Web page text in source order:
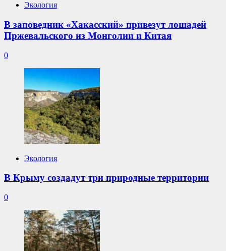
Экология
В заповедник «Хакасский» привезут лошадей
Пржевальского из Монголии и Китая
0
Экология
В Крыму создадут три природные территории
0